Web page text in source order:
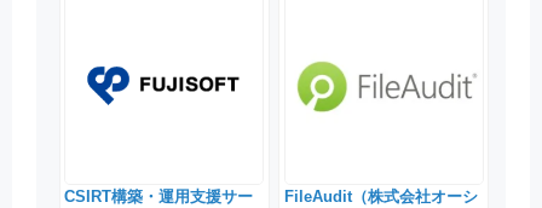
CSIRT構築・運用支援サー
FileAudit（株式会社オーシ